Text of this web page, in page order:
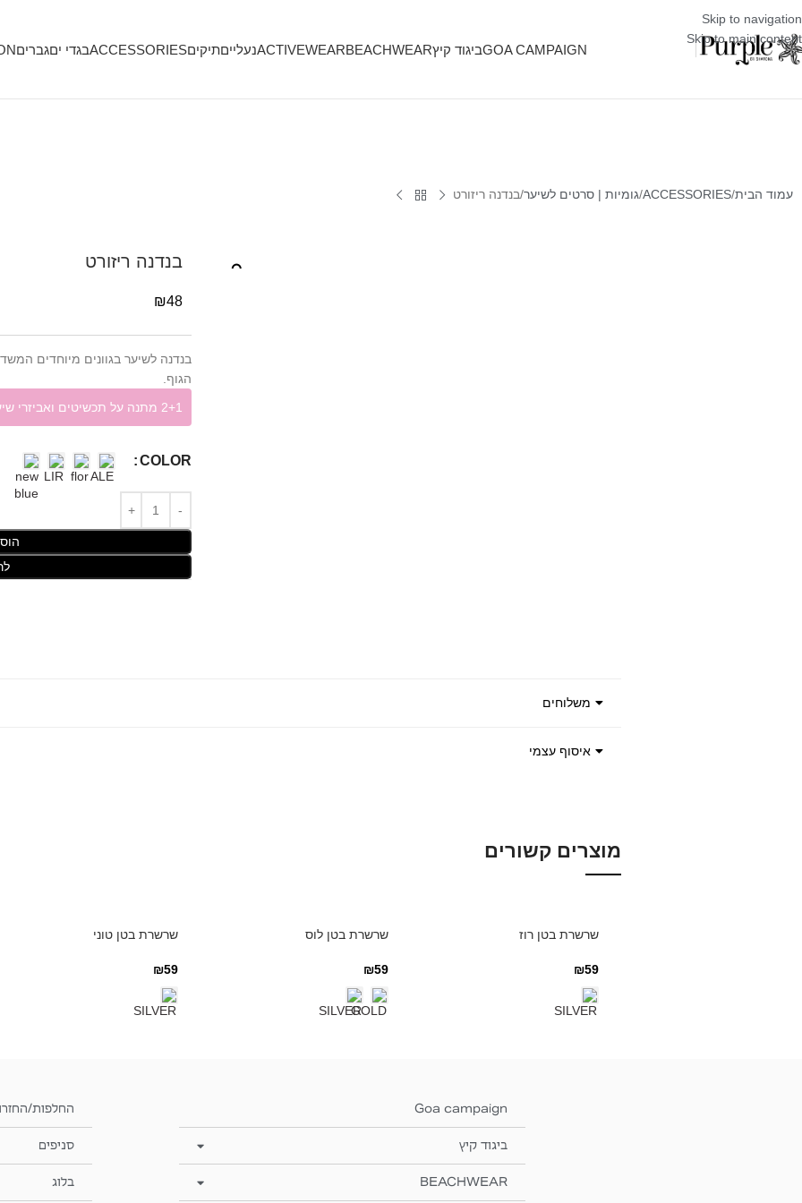
Skip to navigation
Skip to main content
GOA CAMPAIGNביגוד קיץBEACHWEAR
ACTIVEWEARנעלייםתיקיםACCESSORIESבגדי יםגברים
עמוד הבית ACCESSORIES גומיות | סרטים לשיער בנדנה ריזורט
בנדנה ריזורט
₪48
בנדנה לשיער בגוונים מיוחדים
הגוף.
2+1 מתנה על תכשיטים ואביזרי שיער!
COLOR
משלוחים
איסוף עצמי
מוצרים קשורים
שרשרת בטן רוז
₪59
שרשרת בטן לוס
₪59
שרשרת בטן טוני
₪59
Goa campaign
ביגוד קיץ
BEACHWEAR
החלפות/
סניפים
בלוג